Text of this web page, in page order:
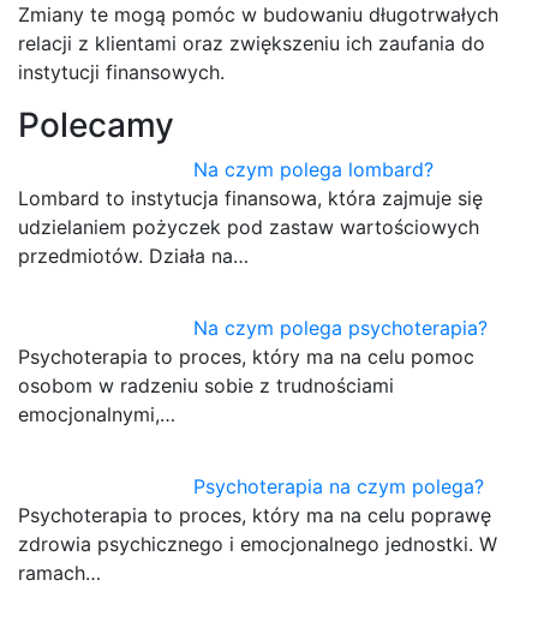
Zmiany te mogą pomóc w budowaniu długotrwałych
relacji z klientami oraz zwiększeniu ich zaufania do
instytucji finansowych.
Polecamy
Na czym polega lombard?
Lombard to instytucja finansowa, która zajmuje się
udzielaniem pożyczek pod zastaw wartościowych
przedmiotów. Działa na…
Na czym polega psychoterapia?
Psychoterapia to proces, który ma na celu pomoc
osobom w radzeniu sobie z trudnościami
emocjonalnymi,…
Psychoterapia na czym polega?
Psychoterapia to proces, który ma na celu poprawę
zdrowia psychicznego i emocjonalnego jednostki. W
ramach…